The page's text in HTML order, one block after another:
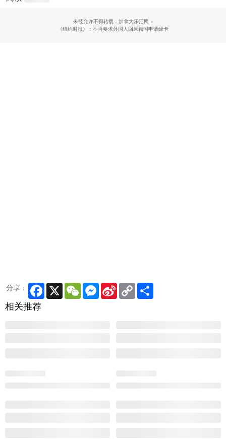
未经允许不得转载：加拿大乐活网 »
《纽约时报》：不再要求外国人回原籍国申请绿卡
分享： Facebook
X WeChatMessenger
Sina
Weibo
Copy
Link
相关推荐